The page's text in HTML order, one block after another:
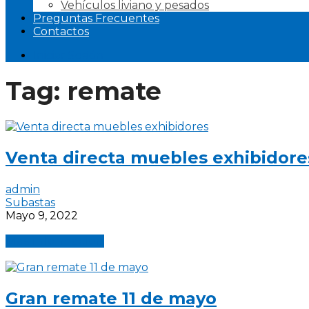
Vehículos liviano y pesados
Preguntas Frecuentes
Contactos
Tag: remate
Venta directa muebles
admin
Subastas
Mayo 9, 2022
Gran remate 11 de mayo